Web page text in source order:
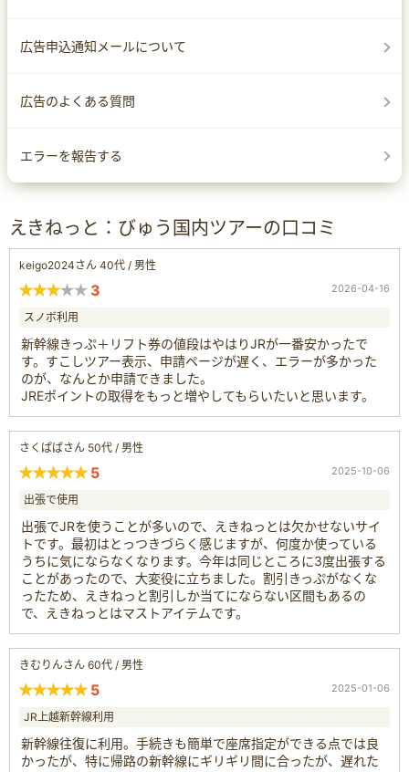
広告申込通知メールについて
広告のよくある質問
エラーを報告する
えきねっと：びゅう国内ツアーの口コミ
keigo2024さん 40代 / 男性
3 2026-04-16
スノボ利用
新幹線きっぷ＋リフト券の値段はやはりJRが一番安かったで
す。すこしツアー表示、申請ページが遅く、エラーが多かった
のが、なんとか申請できました。
JREポイントの取得をもっと増やしてもらいたいと思います。
さくぱぱさん 50代 / 男性
5 2025-10-06
出張で使用
出張でJRを使うことが多いので、えきねっとは欠かせないサイ
トです。最初はとっつきづらく感じますが、何度か使っている
うちに気にならなくなります。今年は同じところに3度出張する
ことがあったので、大変役に立ちました。割引きっぷがなくな
ったため、えきねっと割引しか当てにならない区間もあるの
で、えきねっとはマストアイテムです。
きむりんさん 60代 / 男性
5 2025-01-06
JR上越新幹線利用
新幹線往復に利用。手続きも簡単で座席指定ができる点では良
かったが、特に帰路の新幹線にギリギリ間に合ったが、遅れた